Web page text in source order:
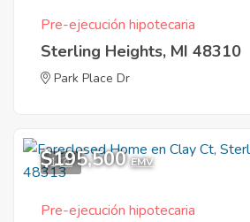
Pre-ejecución hipotecaria
Sterling Heights, MI 48310
Park Place Dr
1
$195,500 EMV
Pre-ejecución hipotecaria